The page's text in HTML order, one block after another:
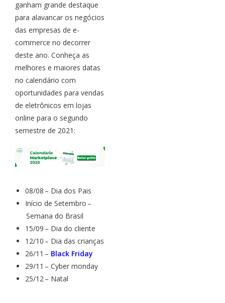
ganham grande destaque
para alavancar os negócios
das empresas de e-
commerce no decorrer
deste ano. Conheça as
melhores e maiores datas
no calendário com
oportunidades para vendas
de eletrônicos em lojas
online para o segundo
semestre de 2021:
08/08 – Dia dos Pais
Início de Setembro –
Semana do Brasil
15/09 – Dia do cliente
12/10 – Dia das crianças
26/11 – Black Friday
29/11 – Cyber monday
25/12 – Natal